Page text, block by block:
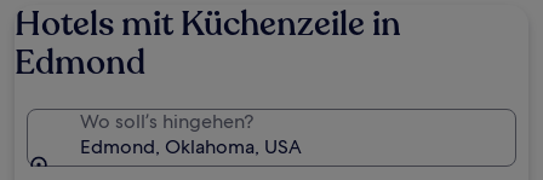
Hotels mit Küchenzeile in
Edmond
Wo soll’s hingehen?
Edmond, Oklahoma, USA